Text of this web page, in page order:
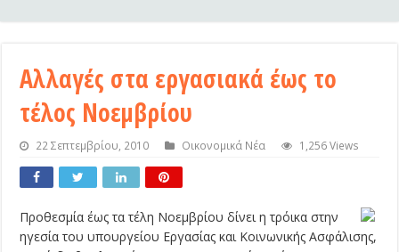
Αλλαγές στα εργασιακά έως το
τέλος Νοεμβρίου
22 Σεπτεμβρίου, 2010 Οικονομικά Νέα 1,256 Views
Προθεσμία έως τα τέλη Νοεμβρίου δίνει η τρόικα στην
ηγεσία του υπουργείου Εργασίας και Κοινωνικής Ασφάλισης,